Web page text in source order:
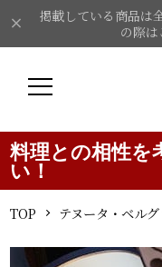
掲載している商品は
の際は
料理との相性を
い！
TOP